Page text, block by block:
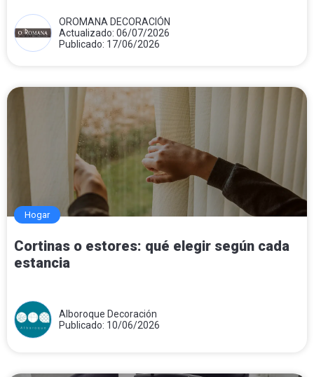
OROMANA DECORACIÓN
Actualizado: 06/07/2026
Publicado: 17/06/2026
Hogar
Cortinas o estores: qué elegir según cada
estancia
Alboroque Decoración
Publicado: 10/06/2026